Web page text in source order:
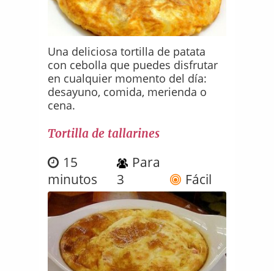
Una deliciosa tortilla de patata
con cebolla que puedes disfrutar
en cualquier momento del día:
desayuno, comida, merienda o
cena.
Tortilla de tallarines
15
minutos
Para
3
Fácil